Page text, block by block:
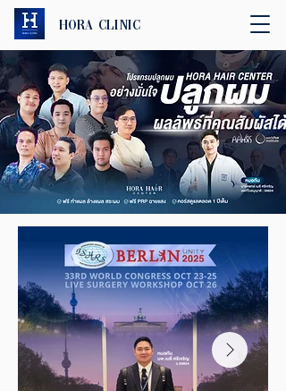
Hora Clinic